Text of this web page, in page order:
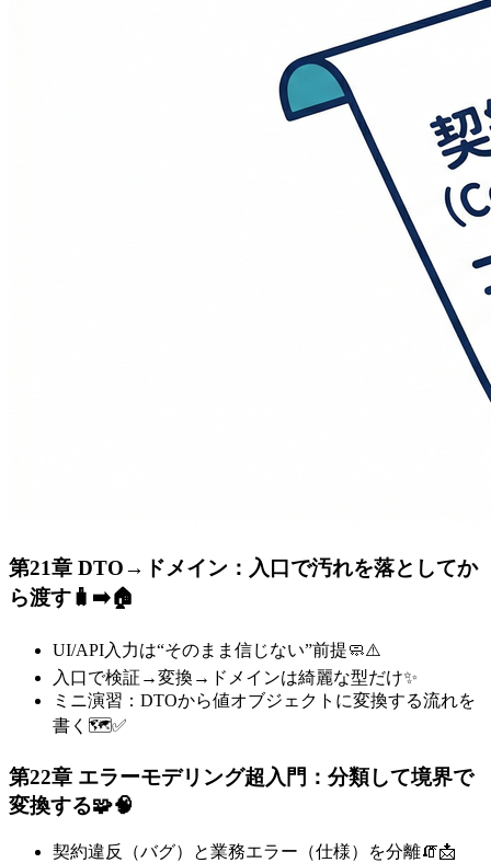
第21章 DTO→ドメイン：入口で汚れを落としてか
ら渡す🧳➡️🏠
UI/API入力は“そのまま信じない”前提🧼⚠️
入口で検証→変換→ドメインは綺麗な型だけ✨
ミニ演習：DTOから値オブジェクトに変換する流れを
書く🗺️✅
第22章 エラーモデリング超入門：分類して境界で
変換する🧩🧠
契約違反（バグ）と業務エラー（仕様）を分離🧯📩